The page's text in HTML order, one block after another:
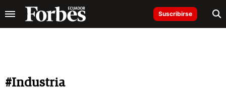
Suscribirse
#Industria